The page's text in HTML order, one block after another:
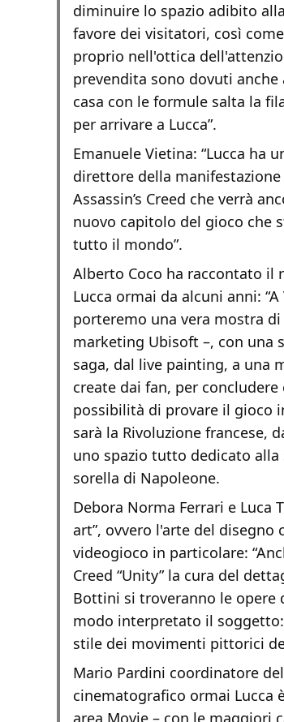
diminuire lo spazio adibito
favore dei visitatori, così
proprio nell'ottica
prevendita sono dovuti
casa con le formule salta la
per arrivare a Lucca”.
Emanuele Vietina: “Lucca ha
direttore della
Assassin’s Creed che verrà
nuovo capitolo del gioco che
tutto il mondo”.
Alberto Coco ha raccontato il
Lucca ormai da alcuni anni:
porteremo una vera mostra
marketing Ubisoft –, con una
saga, dal live painting, a una
create dai fan, per
possibilità di provare il gioco
sarà la Rivoluzione francese,
uno spazio tutto dedicato
sorella di Napoleone.
Debora Norma Ferrari e Luca
art”, ovvero l'arte del disegno
videogioco in particolare:
Creed “Unity” la cura del
Bottini si troveranno le opere
modo interpretato il
stile dei movimenti pittorici
Mario Pardini coordinatore
cinematografico ormai